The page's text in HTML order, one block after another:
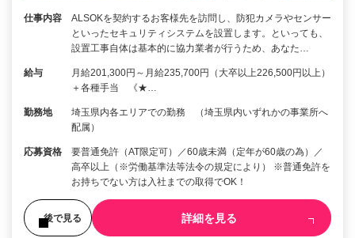
仕事内容
ALSOKを契約するお客様先を訪問し、防犯カメラやセンサー
といったセキュリティシステムを設置します。といっても、
設置工事自体は基本的に協力業者が行うため、あなた…
給与
月給201,300円～月給235,700円（大卒以上226,500円以上）
＋各種手当 《★…
勤務地
埼玉県内各エリアでの勤務 （埼玉県内いずれかの事業所へ
配属）
応募資格
要普通免許（AT限定可）／60歳未満（定年が60歳の為）／
高卒以上（※労働基準法等法令の規定により） ※普通免許を
お持ちでない方は入社までの取得でOK！
後で見る 詳細を見る